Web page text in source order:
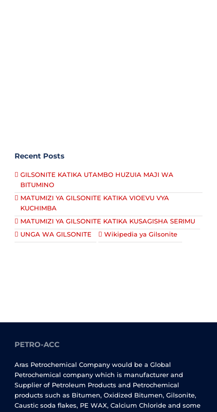
Recent Posts
GILSONITE KATIKA UTAMBO HUZUIA MAJI WA
BITUMINO
MATUMIZI YA GILSONITE KATIKA VIOEVU VYA
KUCHIMBA
MATUMIZI YA GILSONITE KATIKA KUSAGISHA SERIMU
UNGA WA GILSONITE
Wikipedia ya Gilsonite
PETRO-ACC
Aras Petrochemical Company would be a Global
Petrochemical company which is manufacturer and
Supplier of Petroleum Products and Petrochemical
products such as Bitumen, Oxidized Bitumen, Gilsonite,
Caustic soda flakes, PE WAX, Calcium Chloride and some